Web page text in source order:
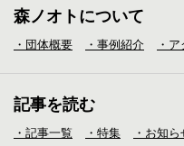
森ノオトについて
・団体概要 ・事例紹介 ・
記事を読む
・記事一覧 ・特集 ・お知ら